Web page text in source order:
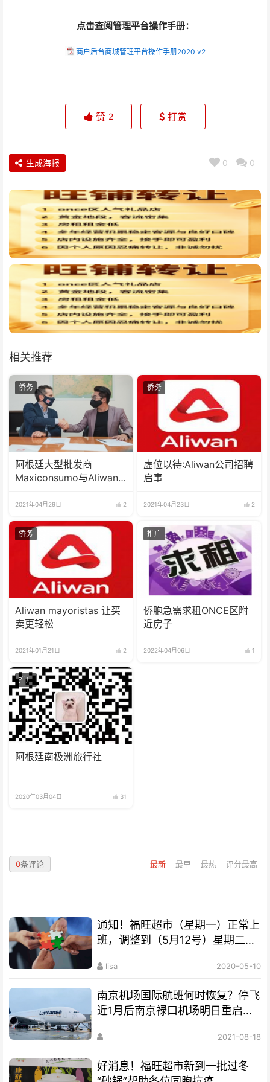
点击查阅管理平台操作手册：
商户后台商城管理平台操作手册2020 v2
赞 2 打赏
0 0
生成海报
相关推荐
侨务
阿根廷大型批发商
Maxiconsumo与Aliwan
2021年04月29日 2
侨务
虚位以待:Aliwan公司招聘
启事
2021年04月23日 2
侨务
Aliwan mayoristas 让买
卖更轻松
2021年01月21日 2
推广
侨胞急需求租ONCE区附
近房子
2022年04月06日 1
推广
阿根廷南极洲旅行社
2020年03月04日 31
最新 最早 最热 评分最高
0条评论
通知！福旺超市（星期一）正常上
班，调整到（5月12号）星期二公
lisa 2020-05-10
南京机场国际航班何时恢复？停飞
近1月后南京禄口机场明日重启国
2021-08-18
好消息！福旺超市新到一批过冬